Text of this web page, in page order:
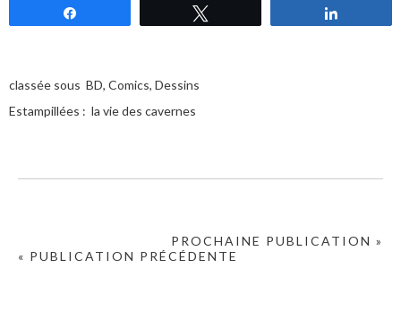
classée sous BD, Comics, Dessins
Estampillées : la vie des cavernes
PROCHAINE PUBLICATION »
« PUBLICATION PRÉCÉDENTE